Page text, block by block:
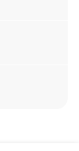
забила
о
игру: